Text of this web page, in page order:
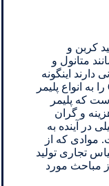
کربن و
متانول و
اینگونه
تولید می شوند. با استفاده از کاتالیزور، CO2 را به انواع پلیمر
که پلیمر
و گران
در آینده به
موادی که از
تجاری تولید
مباحث مورد